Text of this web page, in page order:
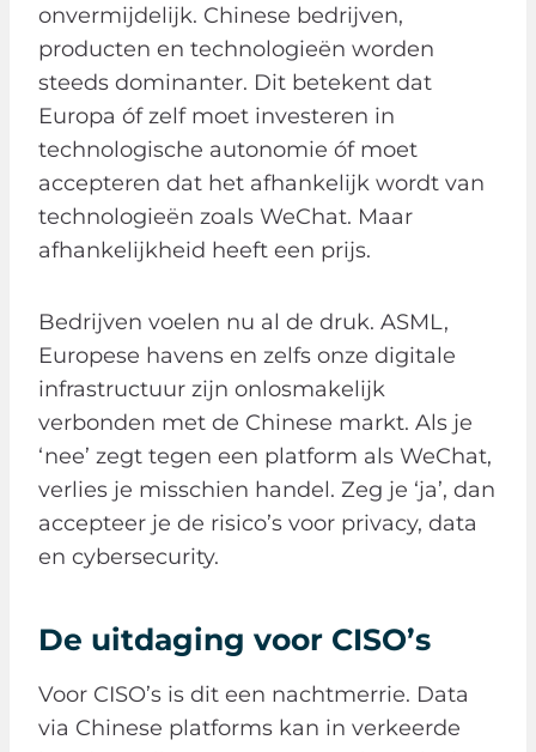
onvermijdelijk. Chinese bedrijven,
producten en technologieën worden
steeds dominanter. Dit betekent dat
Europa óf zelf moet investeren in
technologische autonomie óf moet
accepteren dat het afhankelijk wordt van
technologieën zoals WeChat. Maar
afhankelijkheid heeft een prijs.
Bedrijven voelen nu al de druk. ASML,
Europese havens en zelfs onze digitale
infrastructuur zijn onlosmakelijk
verbonden met de Chinese markt. Als je
‘nee’ zegt tegen een platform als WeChat,
verlies je misschien handel. Zeg je ‘ja’, dan
accepteer je de risico’s voor privacy, data
en cybersecurity.
De uitdaging voor CISO’s
Voor CISO’s is dit een nachtmerrie. Data
via Chinese platforms kan in verkeerde